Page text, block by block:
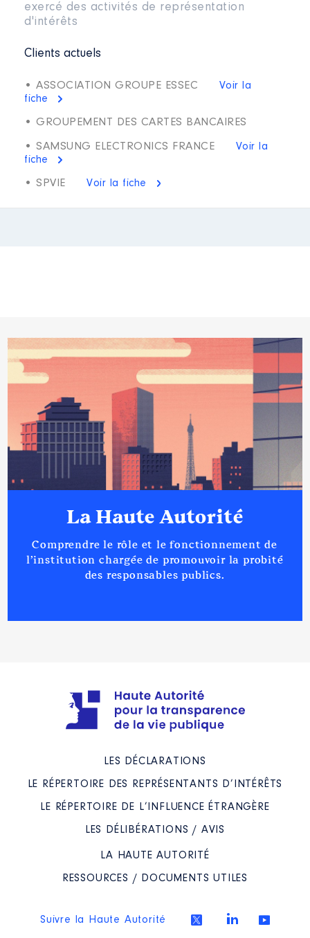
exercé des activités de représentation
d'intérêts
Clients actuels
• ASSOCIATION GROUPE ESSEC
Voir la
fiche
• GROUPEMENT DES CARTES BANCAIRES
• SAMSUNG ELECTRONICS FRANCE
Voir la
fiche
• SPVIE Voir la fiche
La Haute Autorité
Comprendre le rôle et le fonctionnement de
l’institution chargée de promouvoir la probité
des responsables publics.
LES DÉCLARATIONS
LE RÉPERTOIRE DES REPRÉSENTANTS D’INTÉRÊTS
LE RÉPERTOIRE DE L’INFLUENCE ÉTRANGÈRE
LES DÉLIBÉRATIONS / AVIS
LA HAUTE AUTORITÉ
RESSOURCES / DOCUMENTS UTILES
Suivre la Haute Autorité